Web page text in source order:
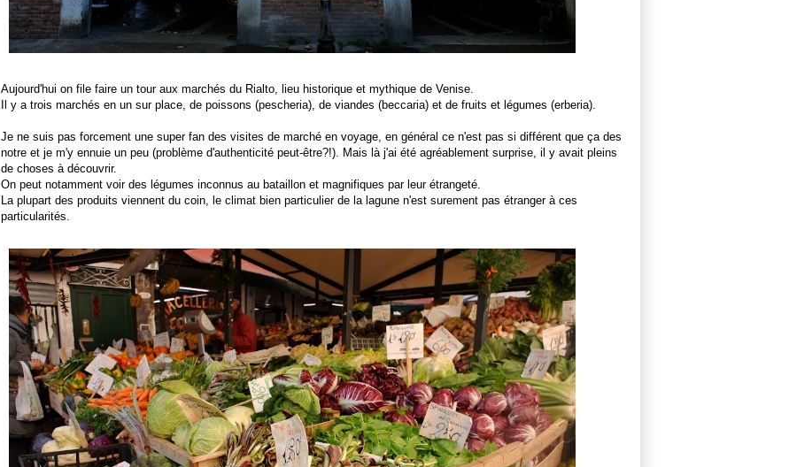
Aujourd'hui on file faire un tour aux marchés du Rialto, lieu historique et mythique de Venise.
Il y a trois marchés en un sur place, de poissons (pescheria), de viandes (beccaria) et de fruits et légumes (erberia).
Je ne suis pas forcement une super fan des visites de marché en voyage, en général ce n'est pas si différent que ça des
notre et je m'y ennuie un peu (problème d'authenticité peut-être?!). Mais là j'ai été agréablement surprise, il y avait pleins
de choses à découvrir.
On peut notamment voir des légumes inconnus au bataillon et magnifiques par leur étrangeté.
La plupart des produits viennent du coin, le climat bien particulier de la lagune n'est surement pas étranger à ces
particularités.